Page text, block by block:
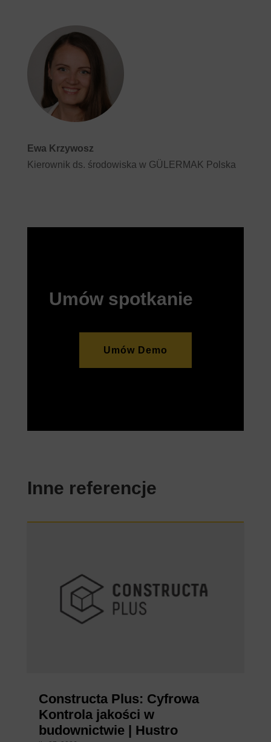
Ewa Krzywosz
Kierownik ds. środowiska w GÜLERMAK Polska
Umów spotkanie
Umów Demo
Inne referencje
Constructa Plus: Cyfrowa
Kontrola jakości w
budownictwie | Hustro